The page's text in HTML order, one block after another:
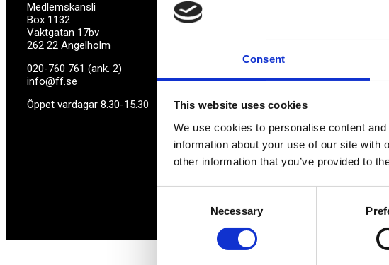
Consent
This website uses cookies
We use cookies to personalise content
information about your use of our site with
other information that you’ve provided to
Necessary
Medlemskansli
Box 1132
Vaktgatan 17bv
262 22 Ängelholm
020-760 761 (ank. 2)
info@ff.se
Öppet vardagar 8.30-15.30
BLI